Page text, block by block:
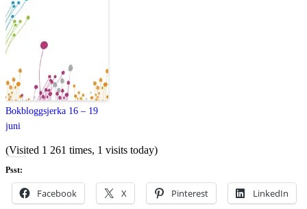
Bokbloggsjerka 16 – 19
juni
(Visited 1 261 times, 1 visits today)
Psst:
Facebook X Pinterest LinkedIn